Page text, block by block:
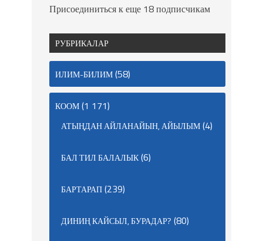
Присоединиться к еще 18 подписчикам
РУБРИКАЛАР
ИЛИМ-БИЛИМ(58)
КООМ(1 171)
АТЫҢДАН АЙЛАНАЙЫН, АЙЫЛЫМ(4)
БАЛ ТИЛ БАЛАЛЫК(6)
БАРТАРАП(239)
ДИНИҢ КАЙСЫЛ, БУРАДАР? (80)